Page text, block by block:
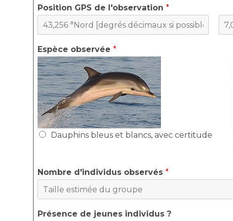
r
é
m
Position GPS de l'observation *
r
é
n
o
m
Espèce observée *
Dauphins bleus et blancs, avec certitude
Nombre d'individus observés *
Présence de jeunes individus ?